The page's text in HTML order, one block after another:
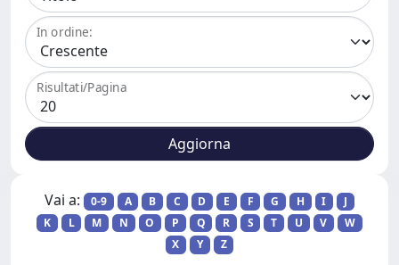
In ordine:
Risultati/Pagina
Vai a: 0-9 A B C D E F G H I
J
K
L M N O P Q R S T U V
W
X
Y Z